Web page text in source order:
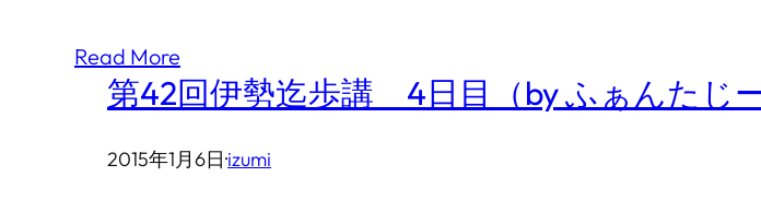
Read More
第42回伊勢迄歩講 4日目（by ふぁんたじー
2015年1月6日·izumi